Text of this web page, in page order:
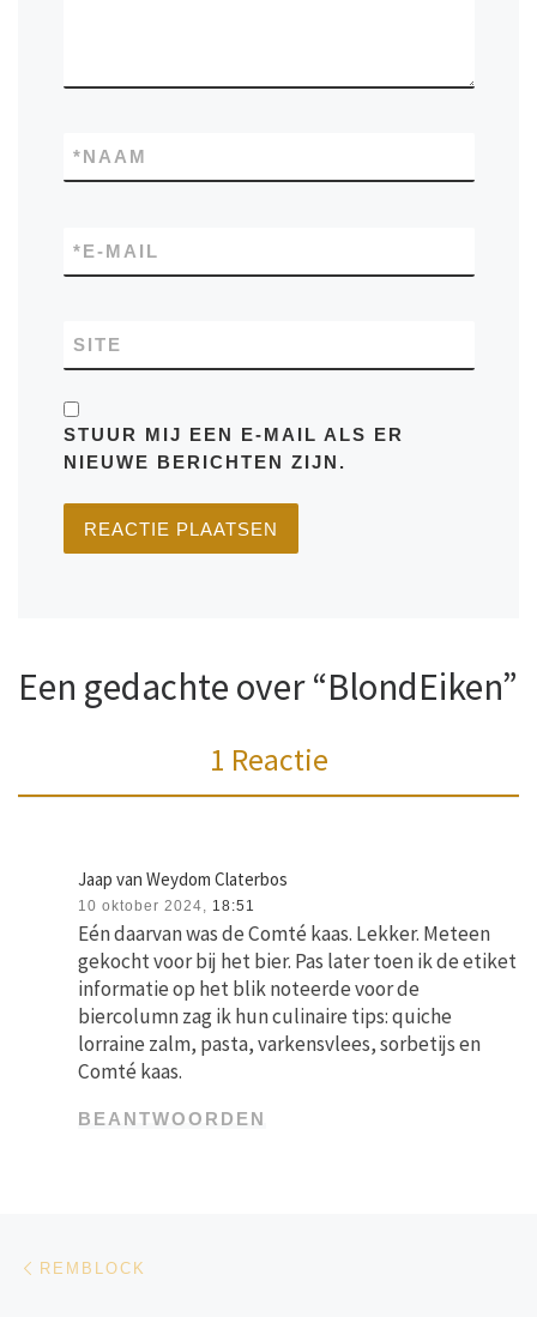
NAAM
*
E-MAIL
*
SITE
STUUR MIJ EEN E-MAIL ALS ER
NIEUWE BERICHTEN ZIJN.
Een gedachte over “BlondEiken”
1 Reactie
Jaap van Weydom Claterbos
10 oktober 2024, 18:51
Eén daarvan was de Comté kaas. Lekker. Meteen
gekocht voor bij het bier. Pas later toen ik de etiket
informatie op het blik noteerde voor de
biercolumn zag ik hun culinaire tips: quiche
lorraine zalm, pasta, varkensvlees, sorbetijs en
Comté kaas.
BEANTWOORDEN
Bericht navigatie
REMBLOCK